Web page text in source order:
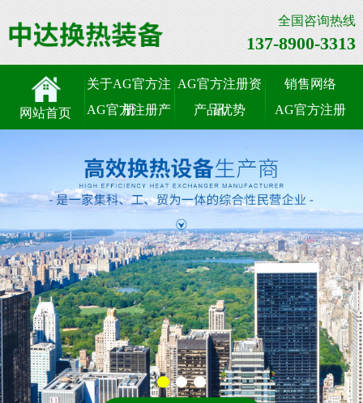
全国咨询热线
137-8900-3313
网站首页
关于AG官方注
册
AG官方注册产
AG官方注册资
讯
产品优势
销售网络
AG官方注册